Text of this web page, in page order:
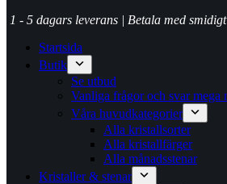
1 - 5 dagars leverans | Betala med
Startsida
Butik
Se utbud
Vanliga frågor och svar mega
Våra huvudkategorier
Alla kristallsorter
Alla kristallfärger
Alla månadsstenar
Kristaller & stenar